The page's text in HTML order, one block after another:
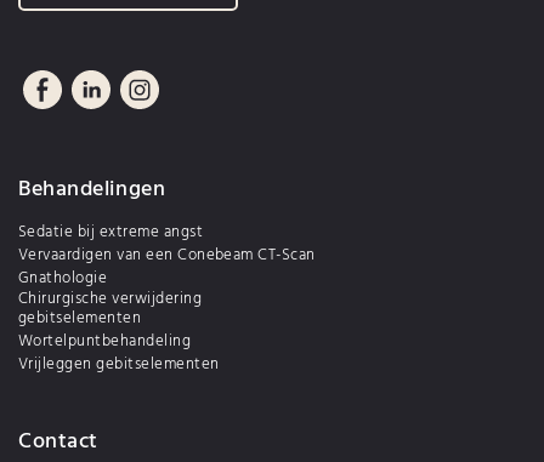
Behandelingen
Sedatie bij extreme angst
Vervaardigen van een Conebeam CT-Scan
Gnathologie
Chirurgische verwijdering
gebitselementen
Wortelpuntbehandeling
Vrijleggen gebitselementen
Contact